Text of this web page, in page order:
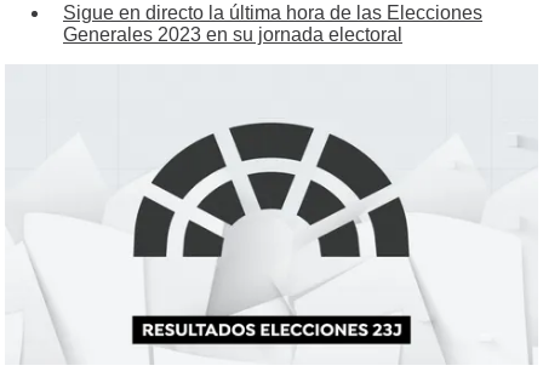
Sigue en directo la última hora de las Elecciones
Generales 2023 en su jornada electoral